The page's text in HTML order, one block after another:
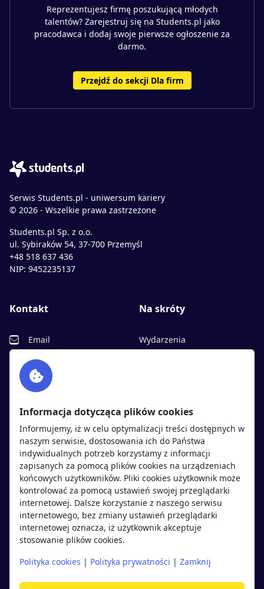
Reprezentujesz firmę poszukującą młodych
talentów? Zarejestruj się na Students.pl jako
pracodawca i dodaj swoje pierwsze ogłoszenie za
darmo.
Przejdź do sekcji Dla firm
Serwis Students.pl - uniwersum kariery
© 2026 - Wszelkie prawa zastrzeżone
Students.pl Sp. z o.o.
ul. Sybiraków 54, 37-700 Przemyśl
+48 518 637 436
NIP: 9452235137
Kontakt
Email
Facebook
Twitter
Na skróty
Wydarzenia
Polityka cookies
Polityka prywatności
Kandydaci
Regulamin kandydata
Oferty pracy
Pracodawcy
Opinie o pracodawcach
Blog
Pracodawcy
Regulamin pracodawcy
Dodaj ogłoszenie
Informacja dotycząca plików cookies
Informujemy, iż w celu optymalizacji treści dostępnych w
naszym serwisie, dostosowania ich do Państwa
indywidualnych potrzeb korzystamy z informacji
zapisanych za pomocą plików cookies na urządzeniach
końcowych użytkowników. Pliki cookies użytkownik może
kontrolować za pomocą ustawień swojej przeglądarki
internetowej. Dalsze korzystanie z naszego serwisu
internetowego, bez zmiany ustawień przeglądarki
internetowej oznacza, iż użytkownik akceptuje
stosowanie plików cookies.
Polityka cookies | Polityka prywatności | Zamknij